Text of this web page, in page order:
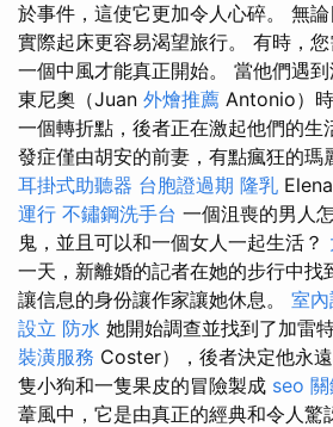
於事件，這使它更加令人心碎。 無
實際起床更容易渴望旅行。 有時，
一個中風才能真正開始。 當他們遇
東尼奧（Juan 外燴推薦 Antonio）
一個轉折點，後者正在激起他們的生
發症僅由胡安的前妻，有點瘋狂的瑪
耳掛式助聽器 台胞證過期 隆乳
運行 不鏽鋼洗手台 一個沮喪的男人
鬼，並且可以和一個女人一起生活？
一天，新離婚的記者在她的步行中找
讓信息的身份讓作家讓她休息。 室
設立 防水 她開始調查並找到了加雷
裝潢服務 Coster），後者決定他永
隻小狗和一隻果皮的冒險製成 seo
葦風中，它是由真正的經典和令人驚